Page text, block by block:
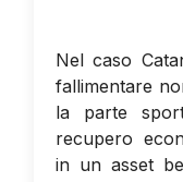
Nel caso
fallimentare
la parte
recupero
in un asset